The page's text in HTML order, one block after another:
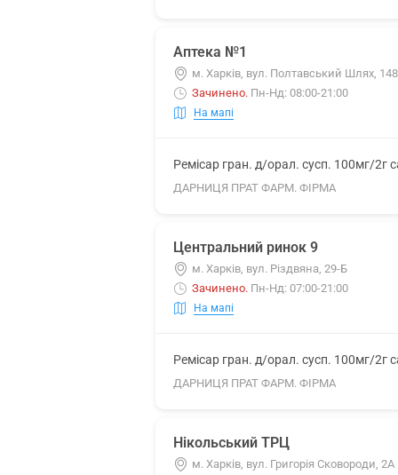
Аптека №1
м. Харків, вул. Полтавський Шлях,
Зачинено. Пн-Нд: 08:00-21:00
На мапі
Ремісар гран. д/орал. сусп. 100мг/2г
ДАРНИЦЯ ПРАТ ФАРМ. ФІРМА
Центральний ринок 9
м. Харків, вул. Різдвяна, 29-Б
Зачинено. Пн-Нд: 07:00-21:00
На мапі
Ремісар гран. д/орал. сусп. 100мг/2г
ДАРНИЦЯ ПРАТ ФАРМ. ФІРМА
Нікольський ТРЦ
м. Харків, вул. Григорія Сковороди, 2А